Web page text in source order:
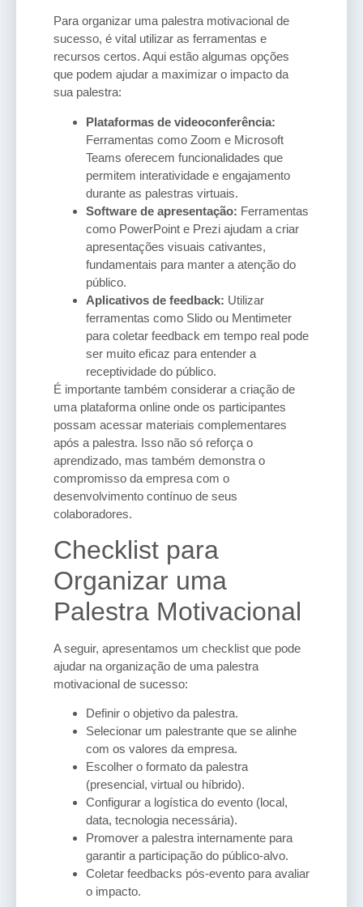
Para organizar uma palestra motivacional de
sucesso, é vital utilizar as ferramentas e
recursos certos. Aqui estão algumas opções
que podem ajudar a maximizar o impacto da
sua palestra:
Plataformas de videoconferência:
Ferramentas como Zoom e Microsoft
Teams oferecem funcionalidades que
permitem interatividade e engajamento
durante as palestras virtuais.
Software de apresentação: Ferramentas
como PowerPoint e Prezi ajudam a criar
apresentações visuais cativantes,
fundamentais para manter a atenção do
público.
Aplicativos de feedback: Utilizar
ferramentas como Slido ou Mentimeter
para coletar feedback em tempo real pode
ser muito eficaz para entender a
receptividade do público.
É importante também considerar a criação de
uma plataforma online onde os participantes
possam acessar materiais complementares
após a palestra. Isso não só reforça o
aprendizado, mas também demonstra o
compromisso da empresa com o
desenvolvimento contínuo de seus
colaboradores.
Checklist para
Organizar uma
Palestra Motivacional
A seguir, apresentamos um checklist que pode
ajudar na organização de uma palestra
motivacional de sucesso:
Definir o objetivo da palestra.
Selecionar um palestrante que se alinhe
com os valores da empresa.
Escolher o formato da palestra
(presencial, virtual ou híbrido).
Configurar a logística do evento (local,
data, tecnologia necessária).
Promover a palestra internamente para
garantir a participação do público-alvo.
Coletar feedbacks pós-evento para avaliar
o impacto.